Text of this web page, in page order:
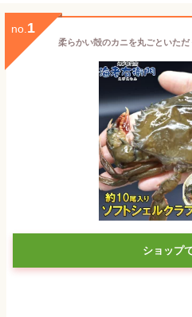
no. 1
ショップ